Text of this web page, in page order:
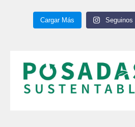
Cargar Más Seguinos